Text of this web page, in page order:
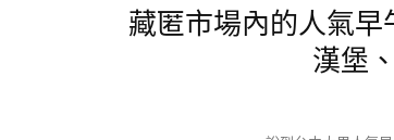
藏匿市場內的人氣
漢堡